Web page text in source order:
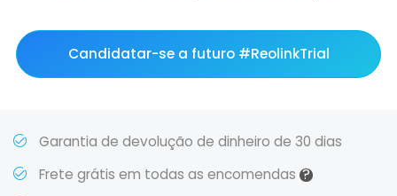
Candidatar-se a futuro #ReolinkTrial
Garantia de devolução de dinheiro de 30 dias
Frete grátis em todas as encomendas ?